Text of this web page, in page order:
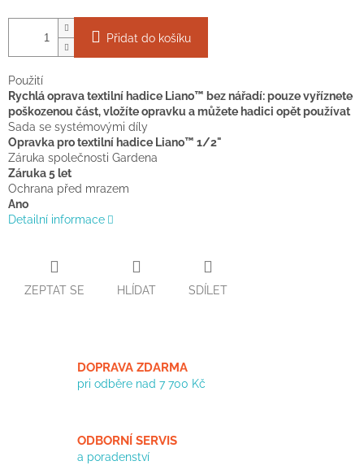
Přidat do košíku
Použití
Rychlá oprava textilní hadice Liano™ bez nářadí: pouze vyříznete
poškozenou část, vložíte opravku a můžete hadici opět používat
Sada se systémovými díly
Opravka pro textilní hadice Liano™ 1/2"
Záruka společnosti Gardena
Záruka 5 let
Ochrana před mrazem
Ano
Detailní informace
ZEPTAT SE HLÍDAT SDÍLET
DOPRAVA ZDARMA
pri odběre nad 7 700 Kč
ODBORNÍ SERVIS
a poradenství